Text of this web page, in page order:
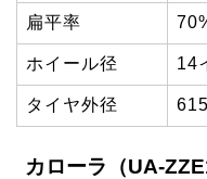
扁平率
ホイール径 14
タイヤ外径
カローラ（UA-